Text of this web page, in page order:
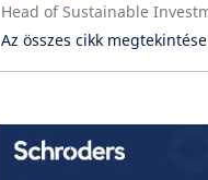
Az összes cikk megtekintése